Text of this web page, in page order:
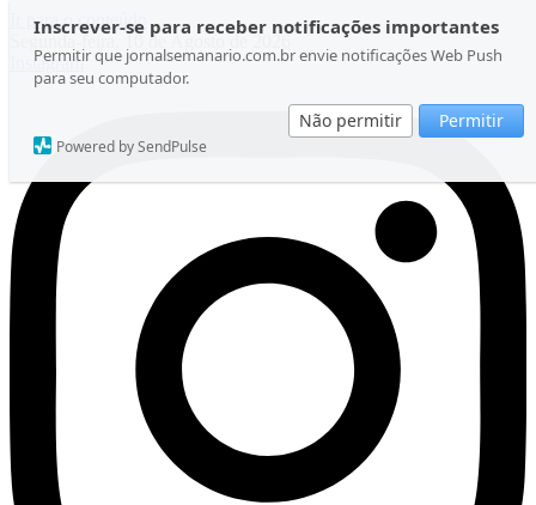
Inscrever-se para receber notificações importantes
Permitir que jornalsemanario.com.br envie notificações Web Push
para seu computador.
Não permitir Permitir
Powered by SendPulse
Ir para o conteúdo
Segunda-feira, 10 de Agosto de 2026
Instagram